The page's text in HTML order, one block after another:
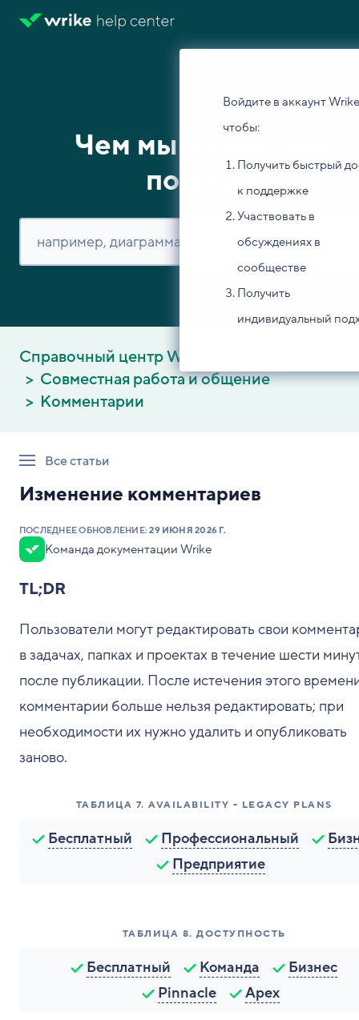
Войдите в аккаунт
чтобы:
Получить быстрый
к поддержке
Участвовать в
обсуждениях в
сообществе
Получить
индивидуальный
Чем мы можем вам
помочь?
Справочный центр Wrike
Совместная работа и общение
Комментарии
Все статьи
Изменение комментариев
ПОСЛЕДНЕЕ ОБНОВЛЕНИЕ:29 ИЮНЯ 2026 Г.
Команда документации Wrike
TL;DR
Пользователи могут редактировать свои
в задачах, папках и проектах в течение шести
после публикации. После истечения этого
комментарии больше нельзя редактировать; при
необходимости их нужно удалить и опубликовать
заново.
ТАБЛИЦА 7. AVAILABILITY - LEGACY PLANS
Бесплатный Профессиональный
Предприятие
ТАБЛИЦА 8. ДОСТУПНОСТЬ
Бесплатный Команда
Бизнес
Pinnacle
Apex